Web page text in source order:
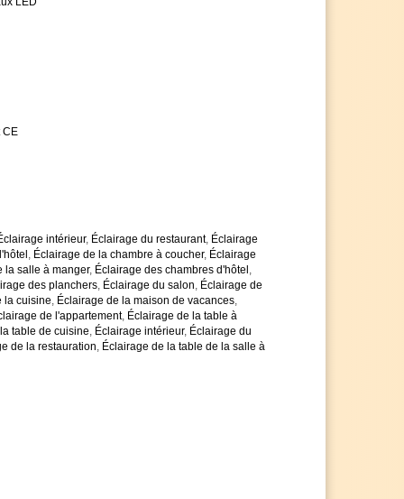
CE
intérieur, Éclairage du restaurant, Éclairage
, Éclairage de la chambre à coucher, Éclairage
la salle à manger, Éclairage des chambres d'hôtel ,
des planchers, Éclairage du salon, Éclairage de
la cuisine, Éclairage de la maison de vacances,
de l'appartement, Éclairage de la table à
table de cuisine, Éclairage intérieur, Éclairage du
de la restauration, Éclairage de la table de la salle à